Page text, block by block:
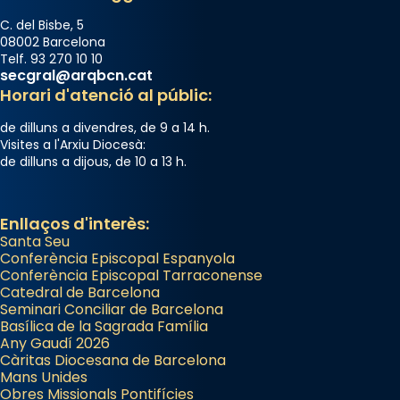
processó (recuperada el 1972) al voltant
del temple amb les relíquies de les santes.
Des de 1985 hi participa també un grup de
diablesses amb música i ball propis. Festa
«Si vols saber què és calor, ves per les
Santes a Mataró»🥵.
View on Facebook · Share
Arquebisbat de Barcelona
2 weeks ago
Jaume, fill de Zebedeu, és juntament amb el
seu germà Joan i Pere un dels que
acompanyava més de prop Jesús.
C. del Bisbe, 5
08002 Barcelona
Telf. 93 270 10 10
secgral@arqbcn.cat
Horari d'atenció al públic:
de dilluns a divendres, de 9 a 14 h.
Visites a l'Arxiu Diocesà:
de dilluns a dijous, de 10 a 13 h.
Enllaços d'interès:
Santa Seu
Conferència Episcopal Espanyola
Conferència Episcopal Tarraconense
Catedral de Barcelona
Seminari Conciliar de Barcelona
Basílica de la Sagrada Família
Any Gaudí 2026
Càritas Diocesana de Barcelona
Mans Unides
Obres Missionals Pontifícies